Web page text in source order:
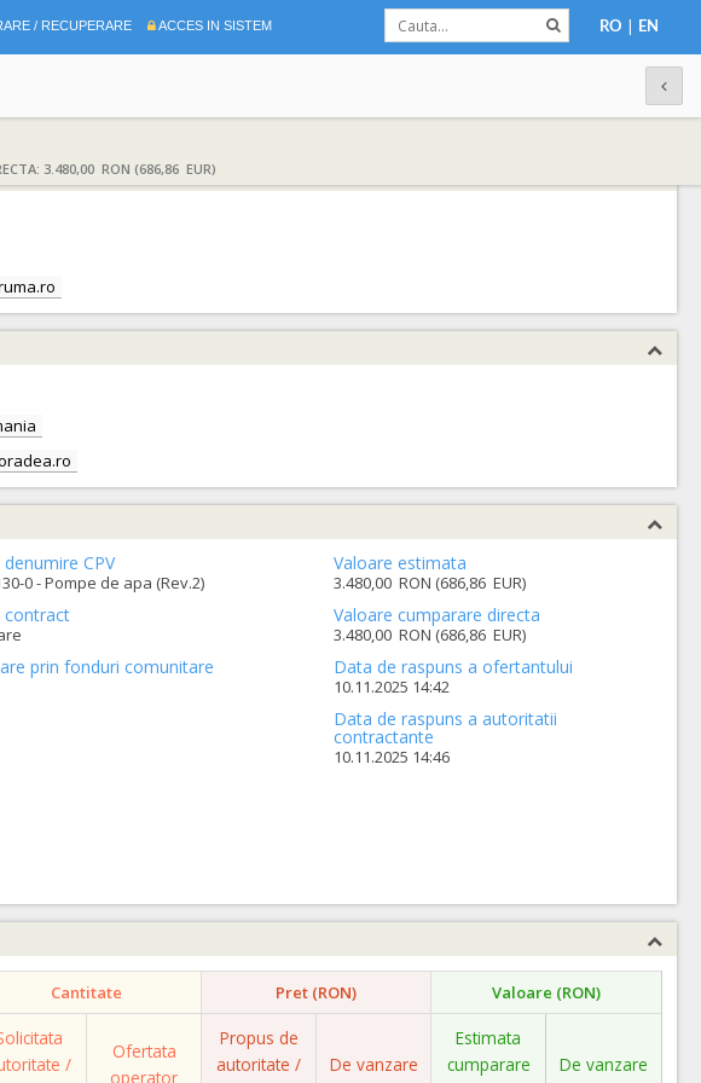
/ RECUPERARE ACCES IN SISTEM RO | EN
3.480,00 RON (686,86 EUR)
CPV
0 - Pompe de apa (Rev.2)
contract
prin fonduri comunitare
Valoare estimata
3.480,00 RON (686,86 EUR)
Valoare cumparare directa
3.480,00 RON (686,86 EUR)
Data de raspuns a ofertantului
10.11.2025 14:42
Data de raspuns a autoritatii
contractante
10.11.2025 14:46
Cantitate Pret (RON) Valoare (RON)
/
Ofertata
operator
Propus de
autoritate /
De vanzare
Estimata
cumparare
De vanzare